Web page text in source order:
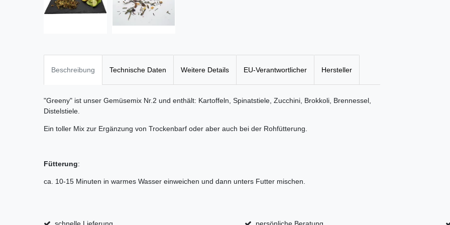
Beschreibung Technische Daten Weitere Details EU-Verantwortlicher Hersteller
"Greeny" ist unser Gemüsemix Nr.2 und enthält: Kartoffeln, Spinatstiele, Zucchini, Brokkoli, Brennessel,
Distelstiele
Ein toller Mix zur Ergänzung von Trockenbarf oder aber auch bei der Rohfütterung.
Fütterung:
ca. 10-15 Minuten in warmes Wasser einweichen und dann unters Futter mischen.
schnelle Lieferung persönliche Beratung